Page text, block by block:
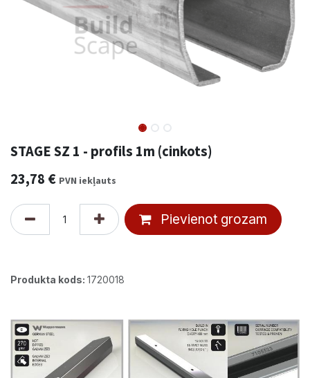
STAGE SZ 1 - profils 1m (cinkots)
23,78 € PVN iekļauts
Pievienot grozam
Produkta kods: 1720018